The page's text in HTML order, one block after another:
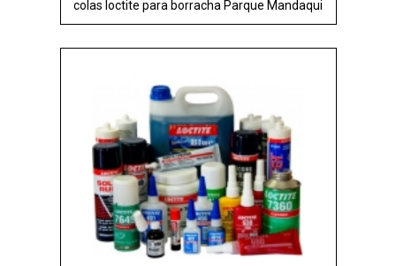
colas loctite para borracha Parque Mandaqui